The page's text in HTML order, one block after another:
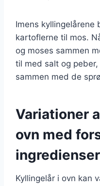
Imens kyllingelårene
kartoflerne til mos.
og moses sammen
til med salt og
sammen med de
Variationer
ovn med
ingredienser
Kyllingelår i ovn kan